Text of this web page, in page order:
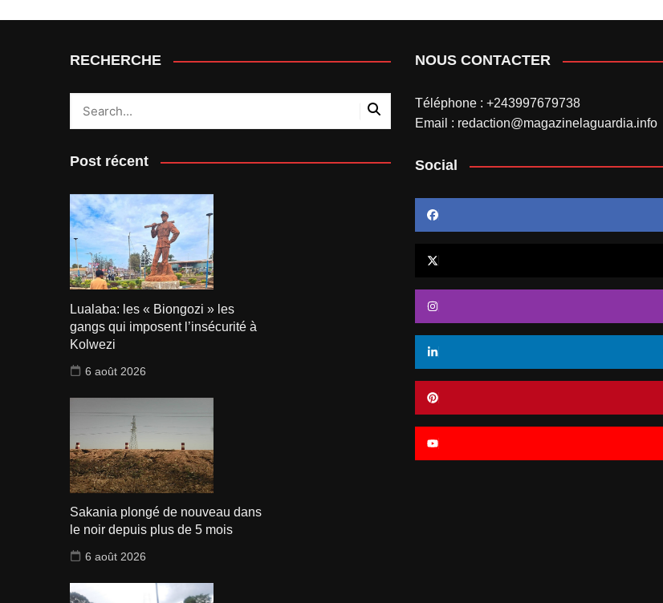
RECHERCHE
Post récent
Lualaba: les « Biongozi » les
gangs qui imposent l’insécurité à
Kolwezi
6 août 2026
Sakania plongé de nouveau dans
le noir depuis plus de 5 mois
6 août 2026
NOUS CONTACTER
Téléphone : +243997679738
Email : redaction@magazinelaguardia.info
Social